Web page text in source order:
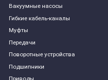
Вакуумные насосы
Гибкие кабель-каналы
Муфты
Передачи
Поворотные устройства
Подшипники
Приводы